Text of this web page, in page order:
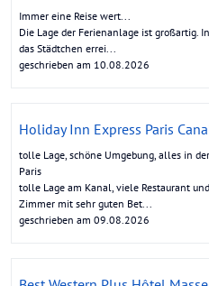
Immer eine Reise wert...
Die Lage der Ferienanlage ist großartig.
das Städtchen errei...
geschrieben am 10.08.2026
Holiday Inn Express Paris
tolle Lage, schöne Umgebung, alles in
Paris
tolle Lage am Kanal, viele Restaurant
Zimmer mit sehr guten Bet...
geschrieben am 09.08.2026